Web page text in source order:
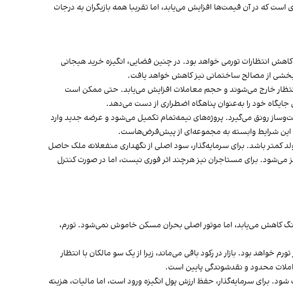
است که در آن قیمت‌ها افزایش می‌یابد، اما تقریبا همه بازیگران به درجات
انتظارات تورمی خواهد بود. در چنین فضایی، انگیزه خرید هیجانی
بخشی از مصالح ساختمانی نیز کاهش خواهد یافت.
انتظار خارج می‌شوند و حجم معاملات افزایش می‌یابد. حتی ممکن است
خود را به‌عنوان پناهگاه اضطراری از دست می‌دهد.
رونق می‌گیرد. پروژه‌های نیمه‌تمام تکمیل می‌شود و عرضه جدید وارد
این شرایط وابسته به مجموعه‌ای از پیش‌فرض‌هاست.
کمتر باشد. برای سرمایه‌گذار، سود اصلی از نگهداری منفعلانه ملک حاصل
برای مستاجران نیز هرچند اثر فوری نیست، اما در صورت کنترل
کاهش می‌یابد، اما موتور اصلی بحران مسکن خاموش نمی‌شود. تورم،
بود. بازار در رکود باقی می‌ماند، زیرا از یک سو مالکان با انتظار
محدود و نقدشوندگی پایین است.
برای سرمایه‌گذار، حفظ ارزش پول انگیزه ورود است، اما مالیات، هزینه